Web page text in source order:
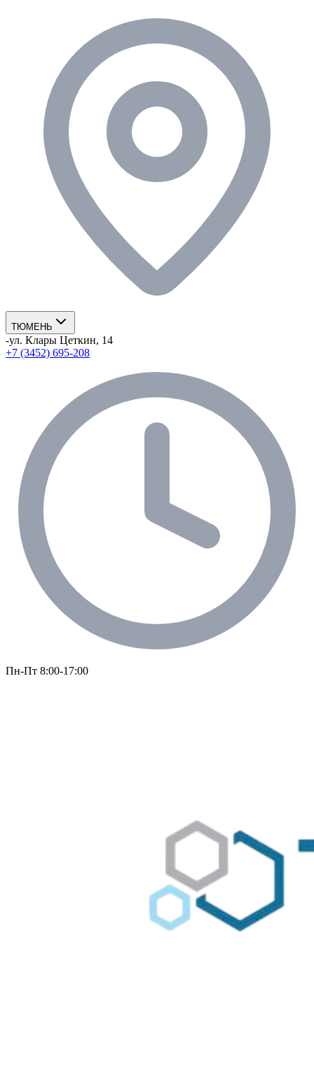
ТЮМЕНЬ
-ул. Клары Цеткин, 14
+7 (3452) 695-208
Пн-Пт 8:00-17:00